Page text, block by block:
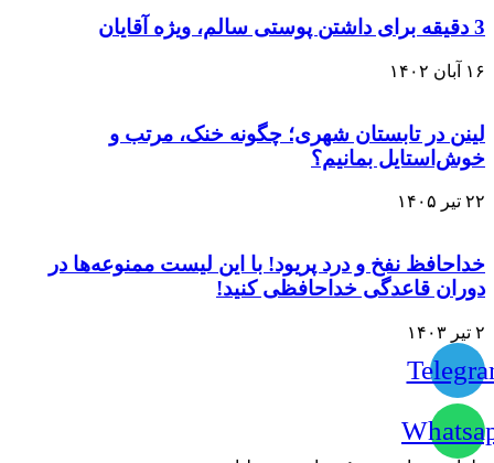
3 دقیقه برای داشتن پوستی سالم، ویژه آقایان
۱۶ آبان ۱۴۰۲
لینن در تابستان شهری؛ چگونه خنک، مرتب و
خوش‌استایل بمانیم؟
۲۲ تیر ۱۴۰۵
خداحافظ نفخ و درد پریود! با این لیست ممنوعه‌ها در
دوران قاعدگی خداحافظی کنید!
۲ تیر ۱۴۰۳